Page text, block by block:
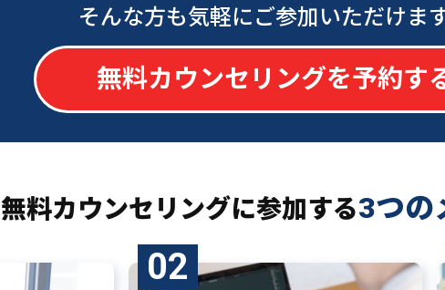
そんな方も気軽にご参加いただけま
無料カウンセリングを予約す
無料カウンセリングに参加する3つの
02